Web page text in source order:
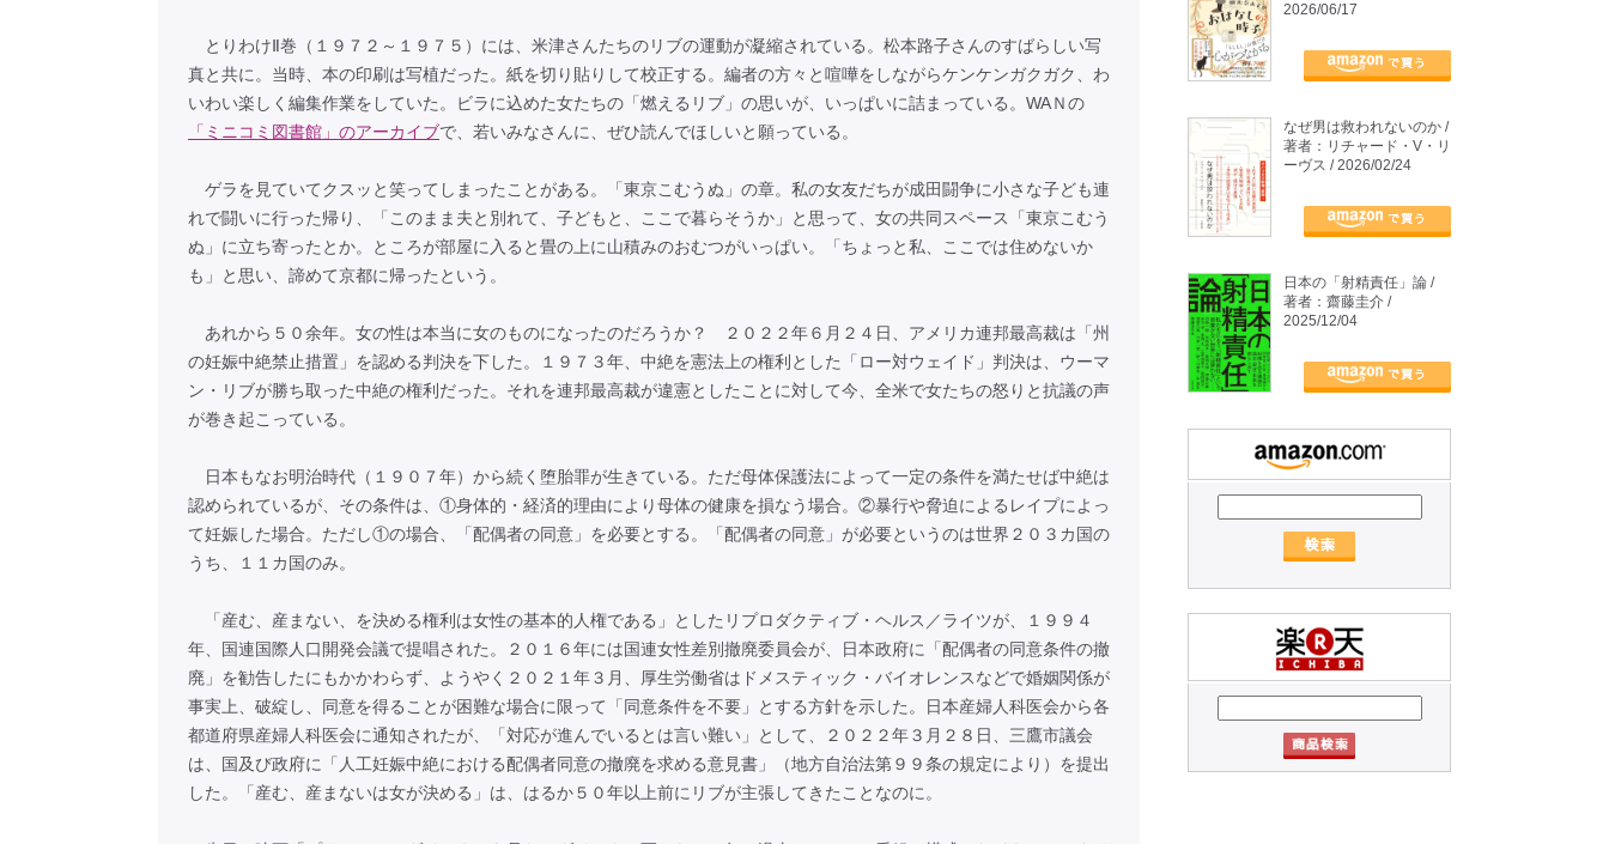
とりわけⅡ巻（１９７２～１９７５）には、米津さんたちのリブの運動が凝縮されている。松本路子さんのすばらしい写
真と共に。当時、本の印刷は写植だった。紙を切り貼りして校正する。編者の方々と喧嘩をしながらケンケンガクガク、わ
いわい楽しく編集作業をしていた。ビラに込めた女たちの「燃えるリブ」の思いが、いっぱいに詰まっている。WAＮの
「ミニコミ図書館」のアーカイブで、若いみなさんに、ぜひ読んでほしいと願っている。
ゲラを見ていてクスッと笑ってしまったことがある。「東京こむうぬ」の章。私の女友だちが成田闘争に小さな子ども連
れで闘いに行った帰り、「このまま夫と別れて、子どもと、ここで暮らそうか」と思って、女の共同スペース「東京こむう
ぬ」に立ち寄ったとか。ところが部屋に入ると畳の上に山積みのおむつがいっぱい。「ちょっと私、ここでは住めないか
も」と思い、諦めて京都に帰ったという。
あれから５０余年。女の性は本当に女のものになったのだろうか？ ２０２２年６月２４日、アメリカ連邦最高裁は「州
の妊娠中絶禁止措置」を認める判決を下した。１９７３年、中絶を憲法上の権利とした「ロー対ウェイド」判決は、ウーマ
ン・リブが勝ち取った中絶の権利だった。それを連邦最高裁が違憲としたことに対して今、全米で女たちの怒りと抗議の声
が巻き起こっている。
日本もなお明治時代（１９０７年）から続く堕胎罪が生きている。ただ母体保護法によって一定の条件を満たせば中絶は
認められているが、その条件は、①身体的・経済的理由により母体の健康を損なう場合。②暴行や脅迫によるレイプによっ
て妊娠した場合。ただし①の場合、「配偶者の同意」を必要とする。「配偶者の同意」が必要というのは世界２０３カ国の
うち、１１カ国のみ。
「産む、産まない、を決める権利は女性の基本的人権である」としたリプロダクティブ・ヘルス／ライツが、１９９４
年、国連国際人口開発会議で提唱された。２０１６年には国連女性差別撤廃委員会が、日本政府に「配偶者の同意条件の撤
廃」を勧告したにもかかわらず、ようやく２０２１年３月、厚生労働省はドメスティック・バイオレンスなどで婚姻関係が
事実上、破綻し、同意を得ることが困難な場合に限って「同意条件を不要」とする方針を示した。日本産婦人科医会から各
都道府県産婦人科医会に通知されたが、「対応が進んでいるとは言い難い」として、２０２２年３月２８日、三鷹市議会
は、国及び政府に「人工妊娠中絶における配偶者同意の撤廃を求める意見書」（地方自治法第９９条の規定により）を提出
した。「産む、産まないは女が決める」は、はるか５０年以上前にリブが主張してきたことなのに。
2026/06/17
なぜ男は救われないのか /
著者：リチャード・V・リ
ーヴス / 2026/02/24
日本の「射精責任」論 /
著者：齋藤圭介 /
2025/12/04